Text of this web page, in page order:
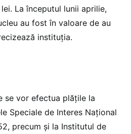
La începutul lunii aprilie,
au fost în valoare de au
instituția.
se vor efectua plățile la
Speciale de Interes Național
precum și la Institutul de